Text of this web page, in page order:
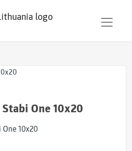
One 10x20
10x20